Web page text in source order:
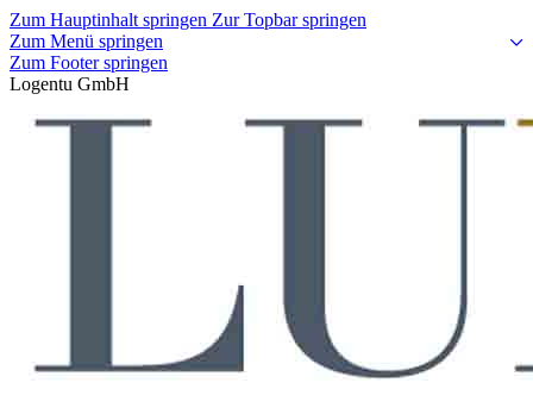
Zum Hauptinhalt springen Zur Topbar springen
Zum Menü springen
Zum Footer springen
Logentu GmbH